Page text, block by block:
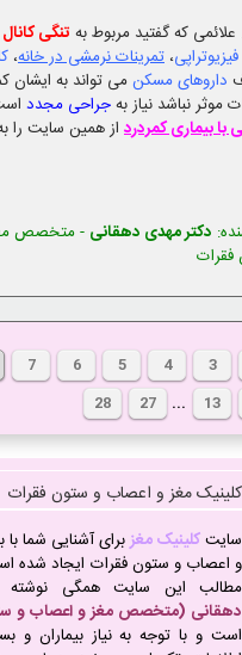
که گفتید مربوط به تنگی
فیزیوتراپی، تمرینات نرمشی در خانه،
داروهای مسکنمی تواند به ایشان
موثر نباشد نیاز بهجراحی مجدد
با بیماری کمردرد از همین سایت را
دکتر مهدی دهقانی - متخصص
3
4
5
6
7
13
...
27
28
کلینیک مغز و اعصاب و ستون فقرات
سایتکلینیک مغزبرای آشنایی شما با
و اعصاب و ستون فقرات ایجاد شده
مطالب این سایت همگی نوشته
دهقانی (متخصص مغز و اعصاب و
است و با توجه به نیاز بیماران و